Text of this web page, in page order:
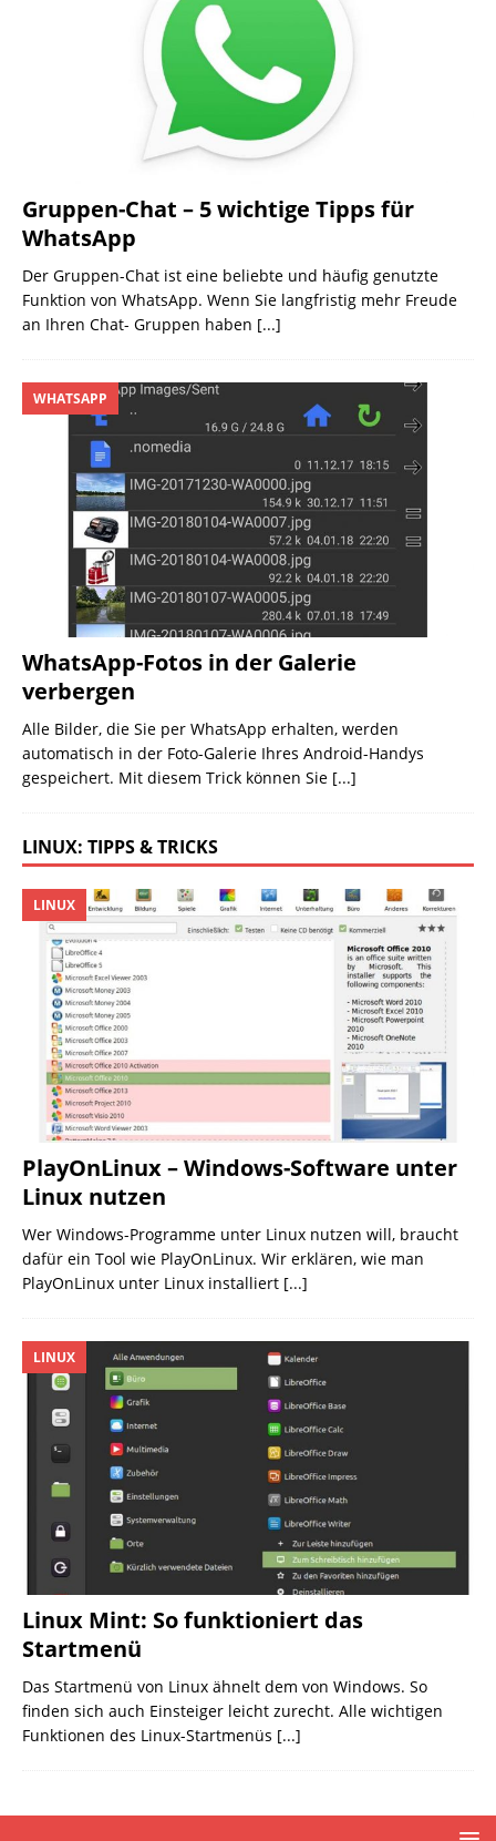
Gruppen-Chat – 5 wichtige Tipps für
WhatsApp
Der Gruppen-Chat ist eine beliebte und häufig genutzte
Funktion von WhatsApp. Wenn Sie langfristig mehr Freude
an Ihren Chat- Gruppen haben [...]
WhatsApp-Fotos in der Galerie
verbergen
WHATSAPP
Alle Bilder, die Sie per WhatsApp erhalten, werden
automatisch in der Foto-Galerie Ihres Android-Handys
gespeichert. Mit diesem Trick können Sie [...]
LINUX: TIPPS & TRICKS
PlayOnLinux – Windows-Software unter
Linux nutzen
LINUX
Wer Windows-Programme unter Linux nutzen will, braucht
dafür ein Tool wie PlayOnLinux. Wir erklären, wie man
PlayOnLinux unter Linux installiert [...]
Linux Mint: So funktioniert das
Startmenü
LINUX
Das Startmenü von Linux ähnelt dem von Windows. So
finden sich auch Einsteiger leicht zurecht. Alle wichtigen
Funktionen des Linux-Startmenüs [...]